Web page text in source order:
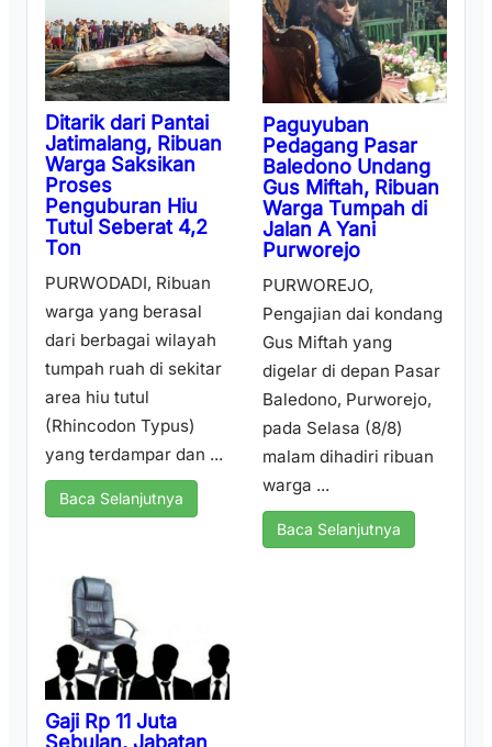
Ditarik dari Pantai
Jatimalang, Ribuan
Warga Saksikan
Proses
Penguburan Hiu
Tutul Seberat 4,2
Ton
PURWODADI, Ribuan
warga yang berasal
dari berbagai wilayah
tumpah ruah di sekitar
area hiu tutul
(Rhincodon Typus)
yang terdampar dan ...
Baca Selanjutnya
Paguyuban
Pedagang Pasar
Baledono Undang
Gus Miftah, Ribuan
Warga Tumpah di
Jalan A Yani
Purworejo
PURWOREJO,
Pengajian dai kondang
Gus Miftah yang
digelar di depan Pasar
Baledono, Purworejo,
pada Selasa (8/8)
malam dihadiri ribuan
warga ...
Baca Selanjutnya
Gaji Rp 11 Juta